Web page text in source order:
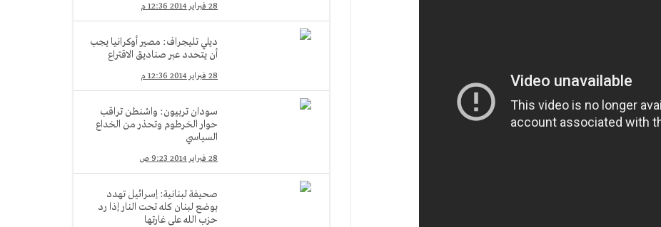
28 فبراير 2014 12:36 م
ديلي تليجراف: مصير أوكرانيا يجب
أن يتحدد عبر صناديق الاقتراع
28 فبراير 2014 12:36 م
سودان تربيون: واشنطن تراقب
حوار الخرطوم وتحذر من الخداع
السياسي
28 فبراير 2014 9:23 ص
صحيفة لبنانية: إسرائيل تهدد
بوضع لبنان كله تحت النار إذا رد
حزب الله على غارتها